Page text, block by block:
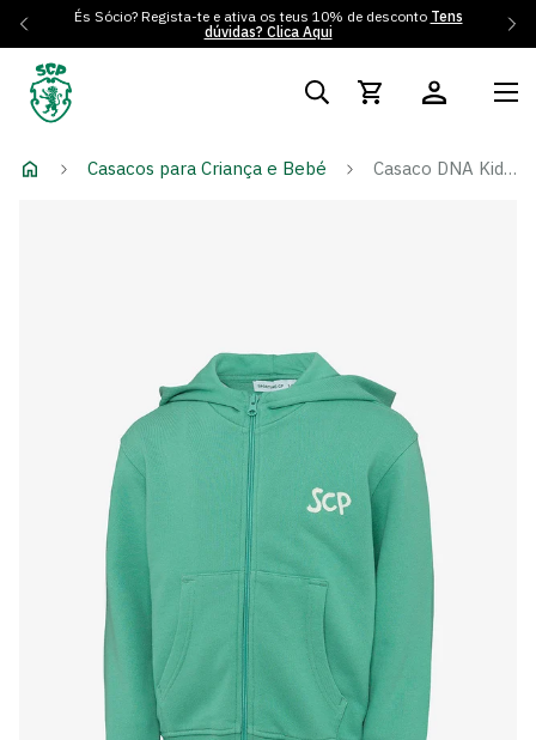
És Sócio? Regista-te e ativa os teus 10% de desconto Tens
dúvidas? Clica Aqui
Casacos para Criança e Bebé Casaco DNA Kids SCP Green - Menino